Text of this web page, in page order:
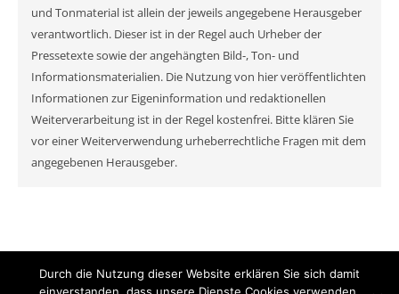
und Tonmaterial ist allein der jeweils angegebene Herausgeber
verantwortlich. Dieser ist in der Regel auch Urheber der
Pressetexte sowie der angehängten Bild-, Ton- und
Informationsmaterialien. Die Nutzung von hier veröffentlichten
Informationen zur Eigeninformation und redaktionellen
Weiterverarbeitung ist in der Regel kostenfrei. Bitte klären Sie
vor einer Weiterverwendung urheberrechtliche Fragen mit dem
angegebenen Herausgeber.
Durch die Nutzung dieser Website erklären Sie sich damit